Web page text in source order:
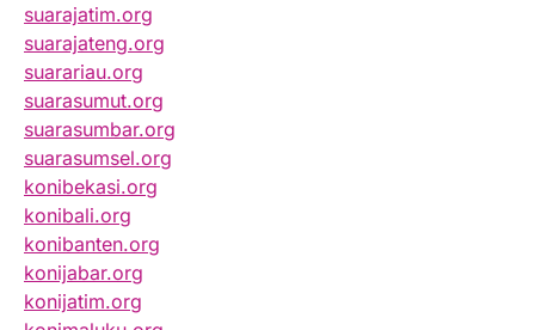
suarajatim.org
suarajateng.org
suarariau.org
suarasumut.org
suarasumbar.org
suarasumsel.org
konibekasi.org
konibali.org
konibanten.org
konijabar.org
konijatim.org